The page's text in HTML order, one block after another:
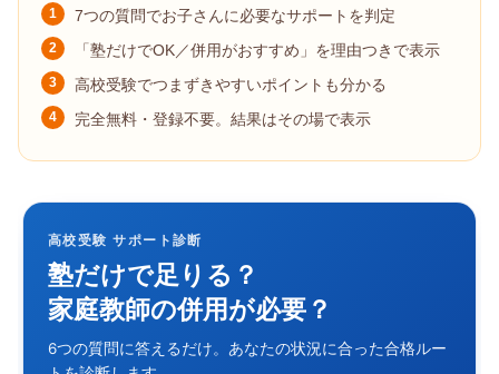
1 7つの質問でお子さんに必要なサポートを判定
2 「塾だけでOK／併用がおすすめ」を理由つきで表示
3 高校受験でつまずきやすいポイントも分かる
4 完全無料・登録不要。結果はその場で表示